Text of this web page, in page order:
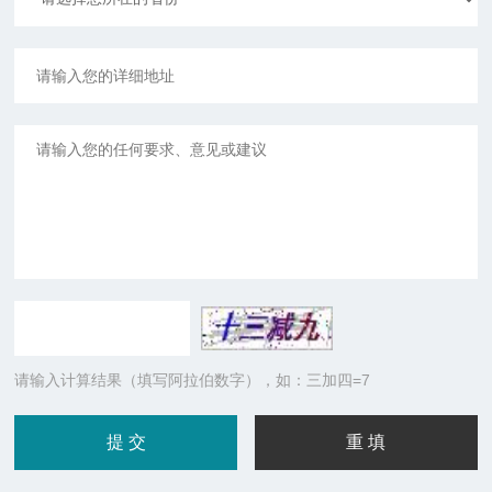
请输入计算结果（填写阿拉伯数字），如：三加四=7